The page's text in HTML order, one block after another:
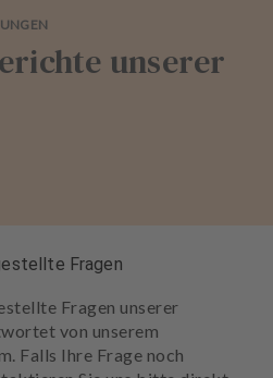
unserer
Fragen
Fragen unserer
von unserem
Falls Ihre Frage noch